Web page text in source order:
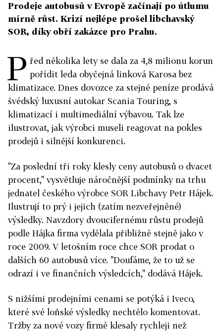
Prodeje autobusů v Evropě začínají po útlumu
mírně růst. Krizí nejlépe prošel libchavský
SOR, díky obří zakázce pro Prahu.
P řed několika lety se dala za 4,8 milionu korun
pořídit leda obyčejná linková Karosa bez
klimatizace. Dnes dovozce za stejné peníze prodává
švédský luxusní autokar Scania Touring, s
klimatizací i multimediální výbavou. Tak lze
ilustrovat, jak výrobci museli reagovat na pokles
prodejů i silnější konkurenci.
"Za poslední tři roky klesly ceny autobusů o dvacet
procent," vysvětluje náročnější podmínky na trhu
jednatel českého výrobce SOR Libchavy Petr Hájek.
Ilustrují to prý i jejich (zatím nezveřejněné)
výsledky. Navzdory dvoucifernému růstu prodejů
podle Hájka firma vydělala přibližně stejně jako v
roce 2009. V letošním roce chce SOR prodat o
dalších 60 autobusů více. "Doufáme, že to už se
odrazí i ve finančních výsledcích," dodává Hájek.
S nižšími prodejními cenami se potýká i Iveco,
které své loňské výsledky nechtělo komentovat.
Tržby za nové vozy firmě klesaly rychleji než